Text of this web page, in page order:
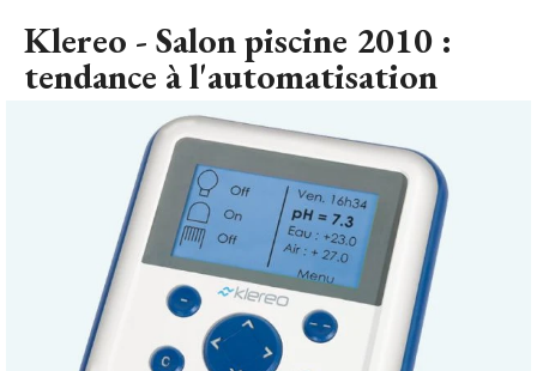
Klereo - Salon piscine 2010 :
tendance à l'automatisation